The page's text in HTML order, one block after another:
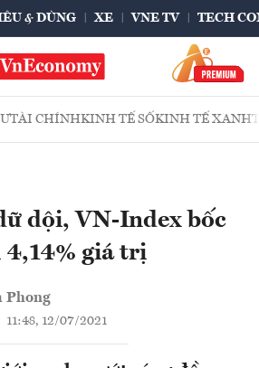
& DÙNG XE VNE TV TECH
TÀI CHÍNHKINH TẾ SỐKINH TẾ XANH
dội, VN-Index bốc
4,14% giá trị
Phong
11:48, 12/07/2021